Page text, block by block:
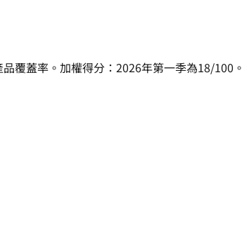
覆蓋率。加權得分：2026年第一季為18/100。